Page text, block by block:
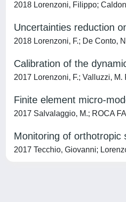
2018 Lorenzoni, Filippo;
Uncertainties reduction
2018 Lorenzoni, F.; De Conto,
Calibration of the
2017 Lorenzoni, F.; Valluzzi,
Finite element micro-
2017 Salvalaggio, M.; ROCA
Monitoring of orthotropic
2017 Tecchio, Giovanni;